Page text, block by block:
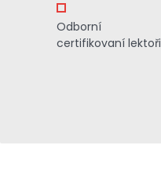
Odborní
certifikovaní lektoři